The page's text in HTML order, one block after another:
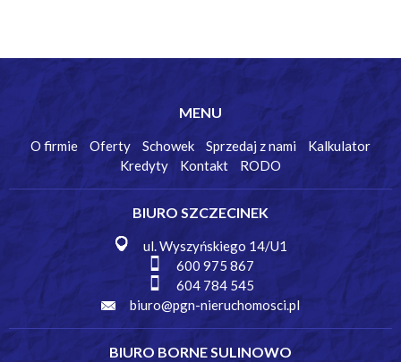
MENU
O firmie Oferty Schowek Sprzedaj z nami
Kalkulator
Kredyty
Kontakt RODO
BIURO SZCZECINEK
ul. Wyszyńskiego 14/U1
600 975 867
604 784 545
biuro@pgn-nieruchomosci.pl
BIURO BORNE SULINOWO